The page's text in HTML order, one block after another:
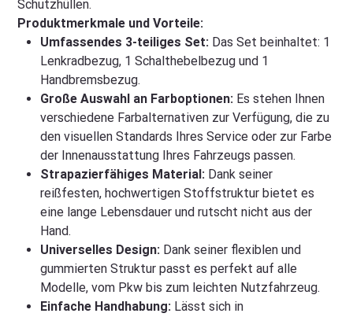
Schutzhüllen.
Produktmerkmale und Vorteile:
Umfassendes 3-teiliges Set: Das Set beinhaltet: 1
Lenkradbezug, 1 Schalthebelbezug und 1
Handbremsbezug.
Große Auswahl an Farboptionen: Es stehen Ihnen
verschiedene Farbalternativen zur Verfügung, die zu
den visuellen Standards Ihres Service oder zur Farbe
der Innenausstattung Ihres Fahrzeugs passen.
Strapazierfähiges Material: Dank seiner
reißfesten, hochwertigen Stoffstruktur bietet es
eine lange Lebensdauer und rutscht nicht aus der
Hand.
Universelles Design: Dank seiner flexiblen und
gummierten Struktur passt es perfekt auf alle
Modelle, vom Pkw bis zum leichten Nutzfahrzeug.
Einfache Handhabung: Lässt sich in